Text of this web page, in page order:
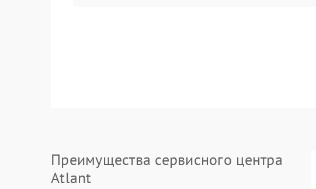
Преимущества сервисного центра
Atlant